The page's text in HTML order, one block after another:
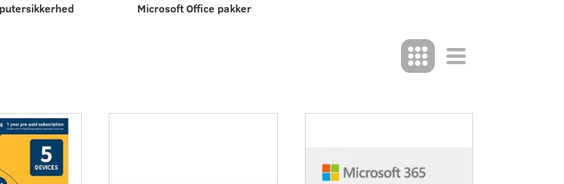
Microsoft Office pakker